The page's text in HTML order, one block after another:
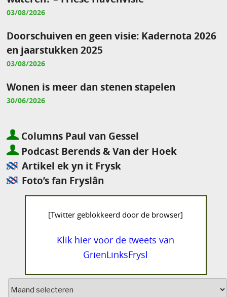
03/08/2026
Doorschuiven en geen visie: Kadernota 2026
en jaarstukken 2025
03/08/2026
Wonen is meer dan stenen stapelen
30/06/2026
Columns Paul van Gessel
Podcast Berends & Van der Hoek
Artikel ek yn it Frysk
Foto’s fan Fryslân
[Twitter geblokkeerd door de browser]
Klik hier voor de tweets van
GrienLinksFrysl